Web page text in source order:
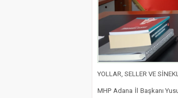
YOLLAR, SELLER VE
MHP Adana İl Başkanı